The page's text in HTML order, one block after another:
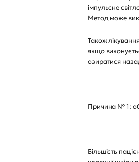
імпульсне
Метод може
Також
якщо
озиратися
Причина № 1:
Більшість